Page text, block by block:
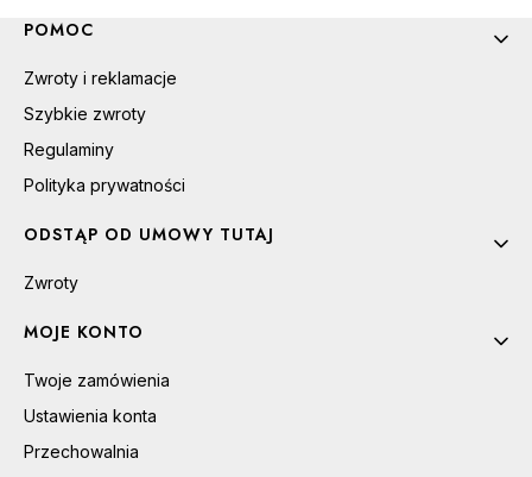
Linki w stopce
POMOC
Zwroty i reklamacje
Szybkie zwroty
Regulaminy
Polityka prywatności
ODSTĄP OD UMOWY TUTAJ
Zwroty
MOJE KONTO
Twoje zamówienia
Ustawienia konta
Przechowalnia